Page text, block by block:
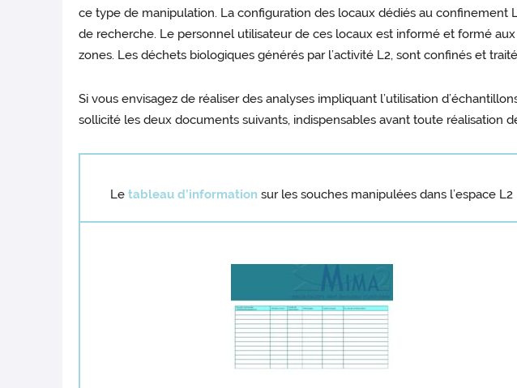
ce type de manipulation. La configuration des locaux dédiés au
de recherche. Le personnel utilisateur de ces locaux est informé et formé
zones. Les déchets biologiques générés par l’activité L2, sont confinés et
Si vous envisagez de réaliser des analyses impliquant l’utilisation
sollicité les deux documents suivants, indispensables avant toute réalisation
Letableau d’information sur les souches manipulées dans l’espace L2